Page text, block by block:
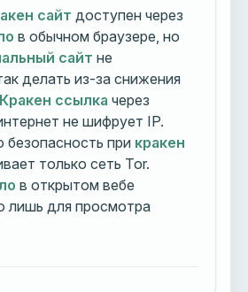
сайт доступен через
в обычном браузере, но
сайт не
делать из-за снижения
Кракен ссылка через
не шифрует IP.
при кракен
только сеть Tor.
в открытом вебе
лишь для просмотра